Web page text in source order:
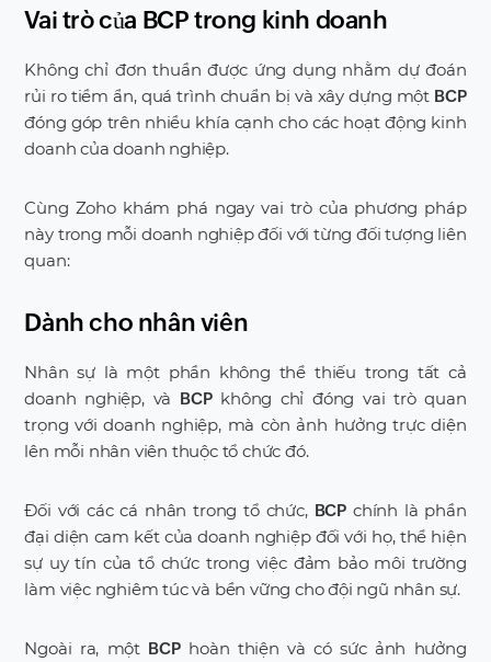
Vai trò của BCP trong kinh doanh
Không chỉ đơn thuần được ứng dụng nhằm dự đoán
rủi ro tiềm ẩn, quá trình chuẩn bị và xây dựng một BCP
đóng góp trên nhiều khía cạnh cho các hoạt động kinh
doanh của doanh nghiệp.
Cùng Zoho khám phá ngay vai trò của phương pháp
này trong mỗi doanh nghiệp đối với từng đối tượng liên
quan:
Dành cho nhân viên
Nhân sự là một phần không thể thiếu trong tất cả
doanh nghiệp, và BCPkhông chỉ đóng vai trò quan
trọng với doanh nghiệp, mà còn ảnh hưởng trực diện
lên mỗi nhân viên thuộc tổ chức đó.
Đối với các cá nhân trong tổ chức, BCPchính là phần
đại diện cam kết của doanh nghiệp đối với họ, thể hiện
sự uy tín của tổ chức trong việc đảm bảo môi trường
làm việc nghiêm túc và bền vững cho đội ngũ nhân sự.
Ngoài ra, một BCPhoàn thiện và có sức ảnh hưởng